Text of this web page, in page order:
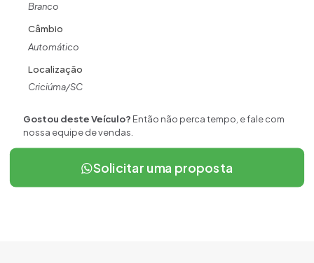
Branco
Câmbio
Automático
Localização
Criciúma/SC
Gostou deste Veículo? Então não perca tempo, e fale com
nossa equipe de vendas.
Solicitar uma proposta